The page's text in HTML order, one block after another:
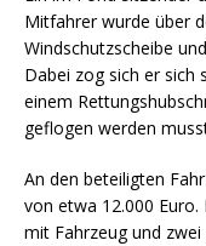
Mitfahrer wurde über
Windschutzscheibe
Dabei zog sich er sich
einem
geflogen werden
An den beteiligten
von etwa 12.000
mit Fahrzeug und